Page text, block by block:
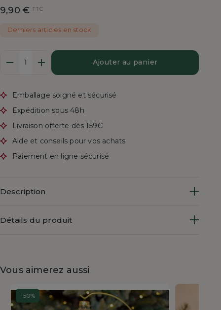
9,90 € TTC
Derniers articles en stock
Ajouter au panier
Emballage soigné et sécurisé
Expédition sous 48h
Livraison offerte dès 159€
Aide et conseils pour vos achats
Paiement en ligne sécurisé
Description
Détails du produit
Vous aimerez aussi
-50%